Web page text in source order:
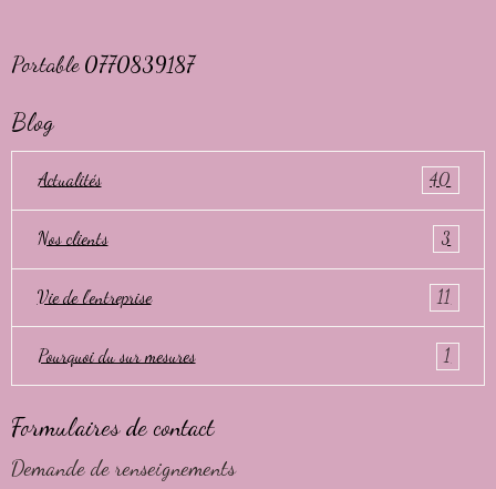
Portable 0770839187
Blog
Actualités 40
Nos clients 3
Vie de l'entreprise 11
Pourquoi du sur mesures 1
Formulaires de contact
Demande de renseignements